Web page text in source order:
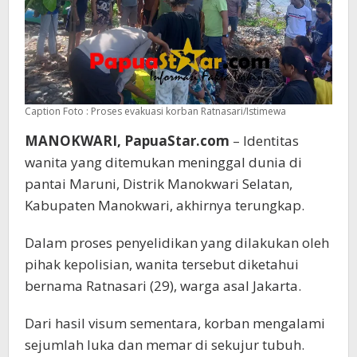
Caption Foto : Proses evakuasi korban Ratnasari/Istimewa
MANOKWARI, PapuaStar.com – Identitas
wanita yang ditemukan meninggal dunia di
pantai Maruni, Distrik Manokwari Selatan,
Kabupaten Manokwari, akhirnya terungkap.
Dalam proses penyelidikan yang dilakukan oleh
pihak kepolisian, wanita tersebut diketahui
bernama Ratnasari (29), warga asal Jakarta.
Dari hasil visum sementara, korban mengalami
sejumlah luka dan memar di sekujur tubuh.